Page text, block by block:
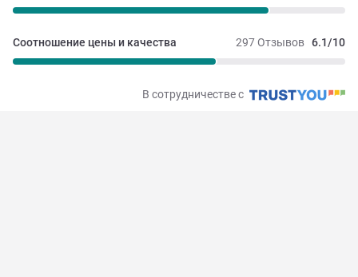
297 Отзывов 6.1/10
Соотношение цены и качества
В сотрудничестве с